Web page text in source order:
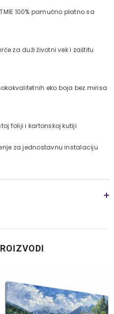
100% pamučno platno sa
za duži životni vek i zaštitu
eko boja bez mirisa
foliji i kartonskoj kutiji
za jednostavnu instalaciju